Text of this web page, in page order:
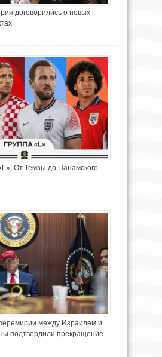
договорились о новых
От Темзы до Панамского
между Израилем и
подтвердили прекращение